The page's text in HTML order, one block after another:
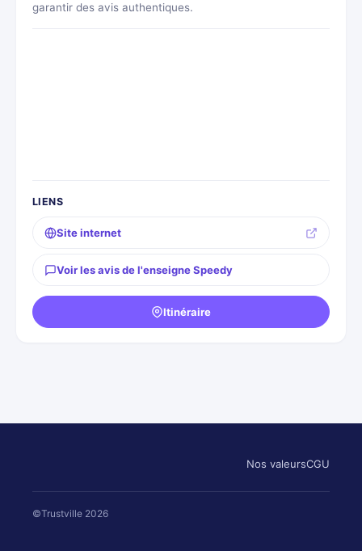
garantir des avis authentiques.
LIENS
Site internet
Voir les avis de l'enseigne Speedy
Itinéraire
Nos valeursCGU
©Trustville 2026